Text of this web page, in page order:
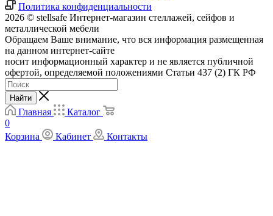
Политика конфиденциальности
2026 © stellsafe Интернет-магазин стеллажей, сейфов и
металлической мебели
Обращаем Ваше внимание, что вся информация размещенная
на данном интернет-сайте
носит информационный характер и не является публичной
офертой, определяемой положениями Статьи 437 (2) ГК РФ
Найти
Главная
Каталог
0
Корзина
Кабинет Контакты